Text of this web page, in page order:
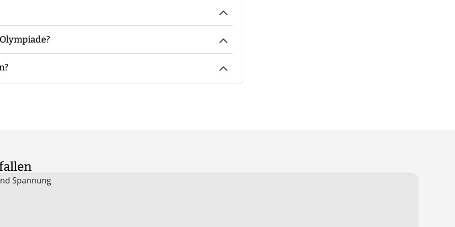
mit möglichst der gleichen Teilnehmerzahl. Bei
bei geringen Teilnehmerzahlen übernimmt das der
pro Gruppe in der Regel zwischen sechs und